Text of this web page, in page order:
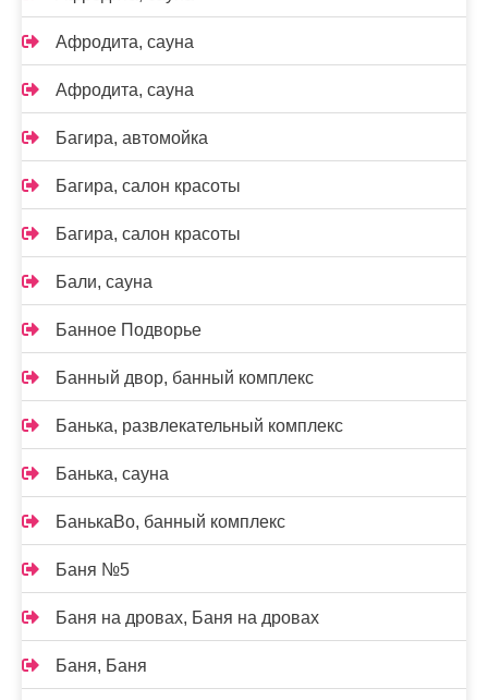
Афродита, сауна
Афродита, сауна
Багира, автомойка
Багира, салон красоты
Багира, салон красоты
Бали, сауна
Банное Подворье
Банный двор, банный комплекс
Банька, развлекательный комплекс
Банька, сауна
БанькаВо, банный комплекс
Баня №5
Баня на дровах, Баня на дровах
Баня, Баня